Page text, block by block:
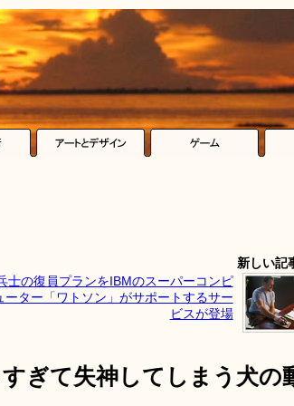
新しい記
士の復員プランをIBMのスーパーコンピ
ーター「ワトソン」がサポートするサー
ビスが登場
ぎて失神してしまう犬の